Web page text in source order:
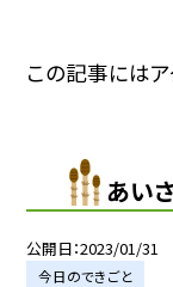
この記事には
あい
公開日 2023/01/31
今日のできごと